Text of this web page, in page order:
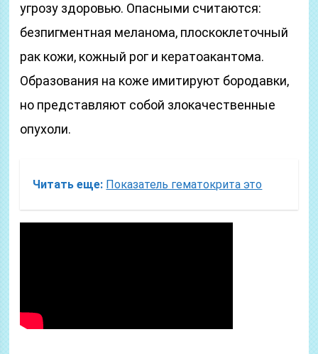
угрозу здоровью. Опасными считаются:
безпигментная меланома, плоскоклеточный
рак кожи, кожный рог и кератоакантома.
Образования на коже имитируют бородавки,
но представляют собой злокачественные
опухоли.
Читать еще: Показатель гематокрита это